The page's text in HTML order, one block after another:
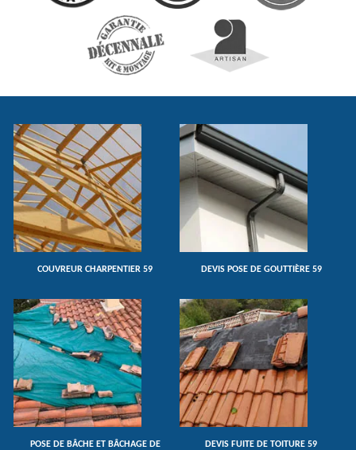
COUVREUR CHARPENTIER 59 DEVIS POSE DE GOUTTIÈRE 59
POSE DE BÂCHE ET BÂCHAGE DE
DEVIS FUITE DE TOITURE 59